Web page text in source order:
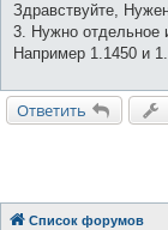
о
щ
е
е
Здравствуйте,
3. Нужно отдельное
Например 1.1450 и
Ответить
Список форумов